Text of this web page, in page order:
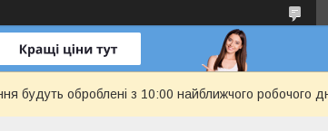
будуть оброблені з 10:00 найближчого робочого